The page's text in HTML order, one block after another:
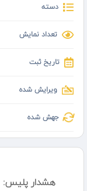
دسته
تعداد نمایش
تاریخ ثبت
ویرایش شده
جهش شده
هشدار پلیس: